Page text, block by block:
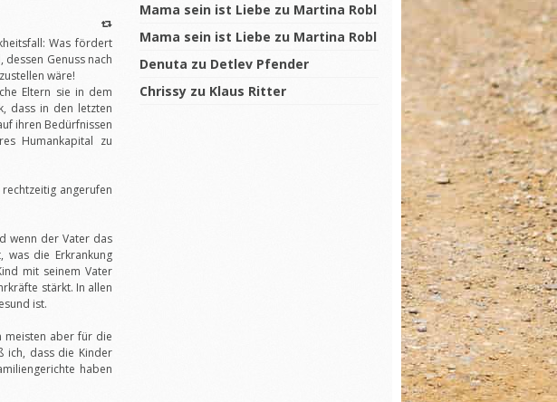
Was fördert
dessen Genuss nach
wäre!
Eltern sie in dem
dass in den letzten
ihren Bedürfnissen
Humankapital zu
angerufen
wenn der Vater das
die Erkrankung
mit seinem Vater
stärkt. In allen
ist.
meisten aber für die
ich, dass die Kinder
haben
Mama sein ist Liebe zu Martina Robl
Mama sein ist Liebe zu Martina Robl
Denuta zu Detlev Pfender
Chrissy zu Klaus Ritter